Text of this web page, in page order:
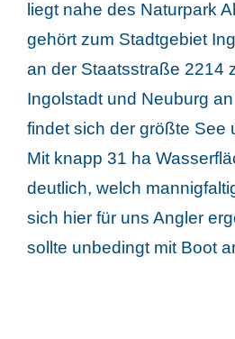
liegt nahe des Naturpark
gehört zum Stadtgebiet
an der Staatsstraße 2214
Ingolstadt und Neuburg
findet sich der größte See
Mit knapp 31 ha
deutlich, welch
sich hier für uns Angler
sollte unbedingt mit Boot